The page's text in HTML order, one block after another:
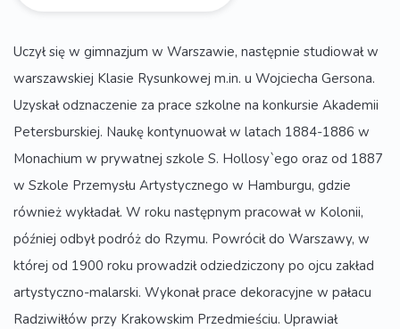
Uczył się w gimnazjum w Warszawie, następnie studiował w
warszawskiej Klasie Rysunkowej m.in. u Wojciecha Gersona.
Uzyskał odznaczenie za prace szkolne na konkursie Akademii
Petersburskiej. Naukę kontynuował w latach 1884-1886 w
Monachium w prywatnej szkole S. Hollosy`ego oraz od 1887
w Szkole Przemysłu Artystycznego w Hamburgu, gdzie
również wykładał. W roku następnym pracował w Kolonii,
później odbył podróż do Rzymu. Powrócił do Warszawy, w
której od 1900 roku prowadził odziedziczony po ojcu zakład
artystyczno-malarski. Wykonał prace dekoracyjne w pałacu
Radziwiłłów przy Krakowskim Przedmieściu. Uprawiał